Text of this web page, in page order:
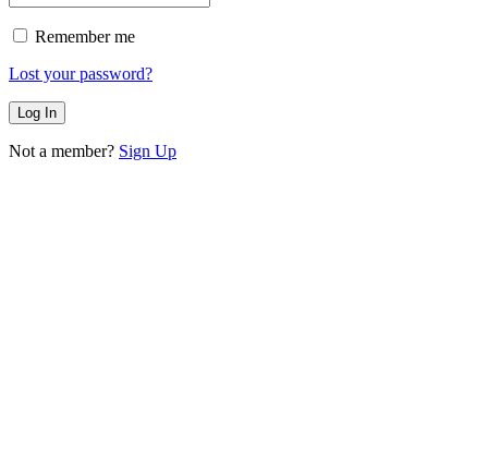
Remember me
Lost your password?
Not a member? Sign Up